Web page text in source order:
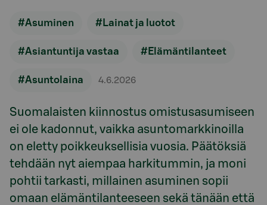
#Asuminen #Lainat ja luotot
#Asiantuntija vastaa #Elämäntilanteet
#Asuntolaina 4.6.2026
Suomalaisten kiinnostus omistusasumiseen
ei ole kadonnut, vaikka asuntomarkkinoilla
on eletty poikkeuksellisia vuosia. Päätöksiä
tehdään nyt aiempaa harkitummin, ja moni
pohtii tarkasti, millainen asuminen sopii
omaan elämäntilanteeseen sekä tänään että